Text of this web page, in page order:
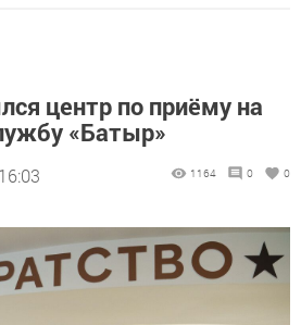
центр по приёму на
«Батыр»
1164 0 0